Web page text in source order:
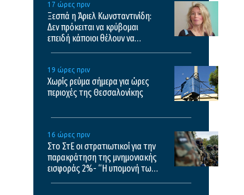
17 ώρες πριν
Ξεσπά η Άριελ Κωνσταντινίδη:
Δεν πρόκειται να κρύβομαι
επειδή κάποιοι θέλουν να
19 ώρες πριν
Χωρίς ρεύμα σήμερα για ώρες
περιοχές της Θεσσαλονίκης
16 ώρες πριν
Στο ΣτΕ οι στρατιωτικοί για την
παρακράτηση της μνημονιακής
εισφοράς 2%- “Η υπομονή των